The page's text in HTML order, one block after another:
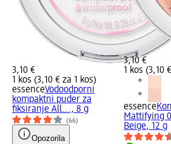
3,10 €
1 kos (3,10 € za 1 kos)
essenceVodoodporni
kompaktni puder za
fiksiranje All..., 8 g
(66)
Opozorila
3,10 €
1 kos (3,10
essence
Mattifying
Beige, 12 g